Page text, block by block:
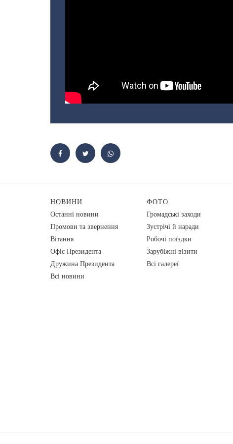
НОВИНИ
Останні новини
Промови та звернення
Вiтання
Офіс Президента
Дружина Президента
Всі новини
ФОТО
Громадські заходи
Зустрічі й наради
Робочі поїздки
Зарубіжні візити
Всі галереї